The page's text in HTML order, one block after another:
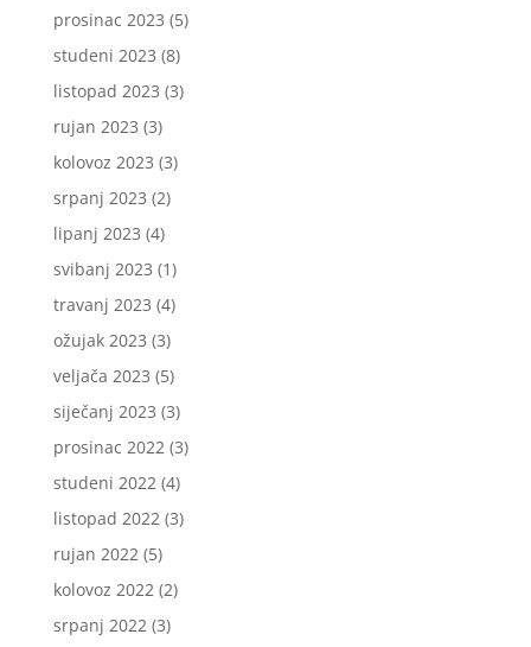
prosinac 2023 (5)
studeni 2023 (8)
listopad 2023 (3)
rujan 2023 (3)
kolovoz 2023 (3)
srpanj 2023 (2)
lipanj 2023 (4)
svibanj 2023 (1)
travanj 2023 (4)
ožujak 2023 (3)
veljača 2023 (5)
siječanj 2023 (3)
prosinac 2022(3)
studeni 2022(4)
listopad 2022(3)
rujan 2022(5)
kolovoz 2022(2)
srpanj 2022(3)